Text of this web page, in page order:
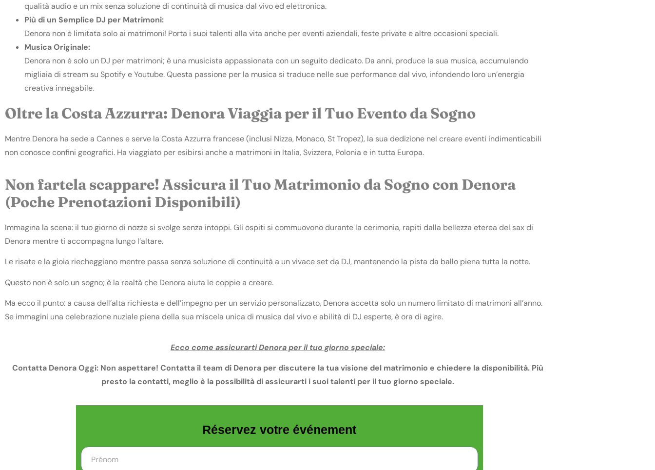
qualità audio e un mix senza soluzione di continuità di musica dal vivo ed elettronica.
Più di un Semplice DJ per Matrimoni:
Denora non è limitata solo ai matrimoni! Porta i suoi talenti alla vita anche per eventi aziendali, feste private e altre occasioni speciali.
Musica Originale:
Denora non è solo un DJ per matrimoni; è una musicista appassionata con un seguito dedicato. Da anni, produce la sua musica, accumulando
migliaia di stream su Spotify e Youtube. Questa passione per la musica si traduce nelle sue performance dal vivo, infondendo loro un’energia
creativa innegabile.
Oltre la Costa Azzurra: Denora Viaggia per il Tuo Evento da Sogno
Mentre Denora ha sede a Cannes e serve la Costa Azzurra francese (inclusi Nizza, Monaco, St Tropez), la sua dedizione nel creare eventi indimenticabili
non conosce confini geografici. Ha viaggiato per esibirsi anche a matrimoni in Italia, Svizzera, Polonia e in tutta Europa.
Non fartela scappare! Assicura il Tuo Matrimonio da Sogno con Denora
(Poche Prenotazioni Disponibili)
Immagina la scena: il tuo giorno di nozze si svolge senza intoppi. Gli ospiti si commuovono durante la cerimonia, rapiti dalla bellezza eterea del sax di
Denora mentre ti accompagna lungo l’altare.
Le risate e la gioia riecheggiano mentre passa senza soluzione di continuità a un vivace set da DJ, mantenendo la pista da ballo piena tutta la notte.
Questo non è solo un sogno; è la realtà che Denora aiuta le coppie a creare.
Ma ecco il punto: a causa dell’alta richiesta e dell’impegno per un servizio personalizzato, Denora accetta solo un numero limitato di matrimoni all’anno.
Se immagini una celebrazione nuziale piena della sua miscela unica di musica dal vivo e abilità di DJ esperte, è ora di agire.
Ecco come assicurarti Denora per il tuo giorno speciale:
Contatta Denora Oggi: Non aspettare! Contatta il team di Denora per discutere la tua visione del matrimonio e chiedere la disponibilità. Più
presto la contatti, meglio è la possibilità di assicurarti i suoi talenti per il tuo giorno speciale.
Réservez votre événement